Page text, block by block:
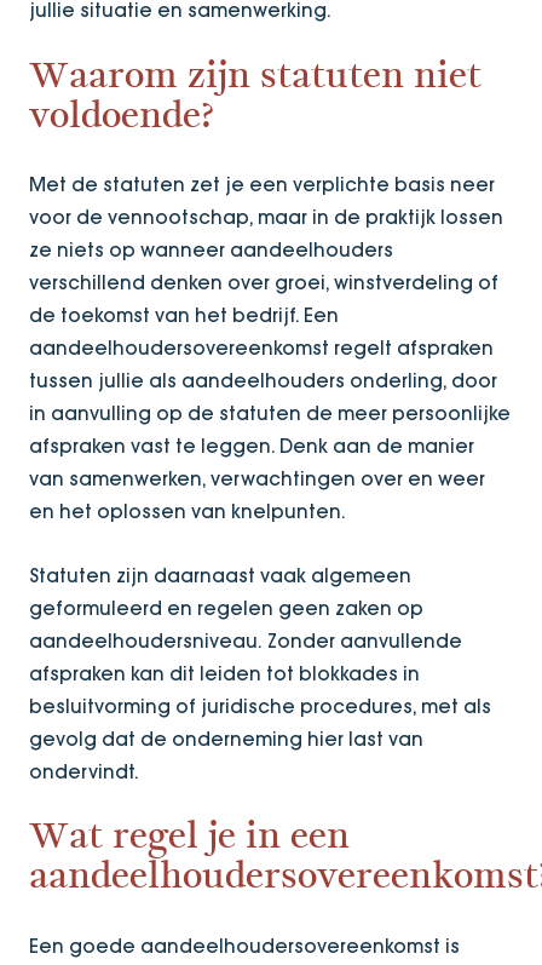
jullie situatie en samenwerking.
Waarom zijn statuten niet
voldoende?
Met de statuten zet je een verplichte basis neer
voor de vennootschap, maar in de praktijk lossen
ze niets op wanneer aandeelhouders
verschillend denken over groei, winstverdeling of
de toekomst van het bedrijf. Een
aandeelhoudersovereenkomst regelt afspraken
tussen jullie als aandeelhouders onderling, door
in aanvulling op de statuten de meer persoonlijke
afspraken vast te leggen. Denk aan de manier
van samenwerken, verwachtingen over en weer
en het oplossen van knelpunten.
Statuten zijn daarnaast vaak algemeen
geformuleerd en regelen geen zaken op
aandeelhoudersniveau. Zonder aanvullende
afspraken kan dit leiden tot blokkades in
besluitvorming of juridische procedures, met als
gevolg dat de onderneming hier last van
ondervindt.
Wat regel je in een
Een goede aandeelhoudersovereenkomst is